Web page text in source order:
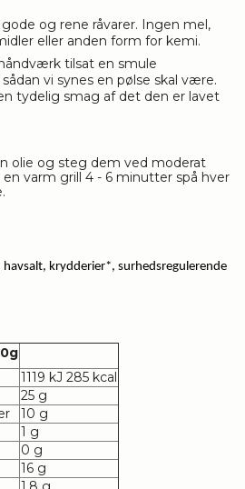
og rene råvarer. Ingen mel,
eller anden form for kemi.
tilsat en smule
vi synes en pølse skal være.
tydelig smag af det den er lavet
olie og steg dem ved moderat
varm grill 4 - 6 minutter spå hver
havsalt, krydderier*, surhedsregulerende
1119 kJ 285 kcal
25 g
10 g
1 g
0 g
16 g